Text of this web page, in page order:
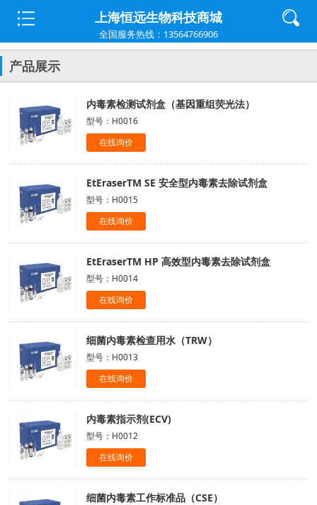
上海恒远生物科技商城
全国服务热线：13564766906
产品展示
内毒素检测试剂盒（基因重组荧光法）
型号：H0016
在线询价
EtEraserTM SE 安全型内毒素去除试剂盒
型号：H0015
在线询价
EtEraserTM HP 高效型内毒素去除试剂盒
型号：H0014
在线询价
细菌内毒素检查用水（TRW）
型号：H0013
在线询价
内毒素指示剂(ECV)
型号：H0012
在线询价
细菌内毒素工作标准品（CSE）